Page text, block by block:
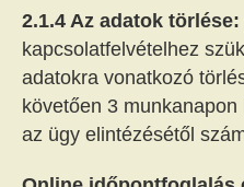
2.1.4 Az adatok törlése:
kapcsolatfelvételhez
adatokra vonatkozó
követően 3
az ügy elintézésétől